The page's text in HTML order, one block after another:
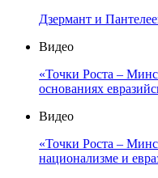
Дзермант и
Видео
«Точки Роста –
основаниях
Видео
«Точки Роста –
национализме и